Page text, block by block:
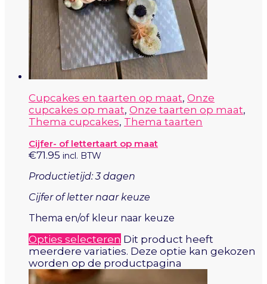
Cupcakes en taarten op maat, Onze
cupcakes op maat, Onze taarten op maat,
Thema cupcakes, Thema taarten
Cijfer- of lettertaart op maat
€71.95 incl. BTW
Productietijd: 3 dagen
Cijfer of letter naar keuze
Thema en/of kleur naar keuze
Opties selecteren Dit product heeft
meerdere variaties. Deze optie kan gekozen
worden op de productpagina